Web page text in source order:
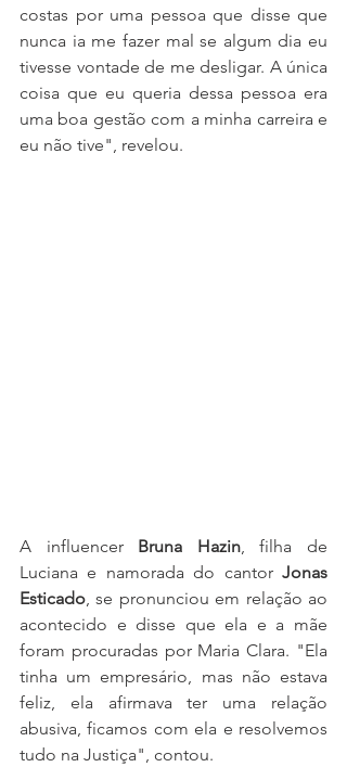
costas por uma pessoa que disse que
nunca ia me fazer mal se algum dia eu
tivesse vontade de me desligar. A única
coisa que eu queria dessa pessoa era
uma boa gestão com a minha carreira e
eu não tive", revelou.
A influencer Bruna Hazin, filha de
Luciana e namorada do cantor Jonas
Esticado, se pronunciou em relação ao
acontecido e disse que ela e a mãe
foram procuradas por Maria Clara. "Ela
tinha um empresário, mas não estava
feliz, ela afirmava ter uma relação
abusiva, ficamos com ela e resolvemos
tudo na Justiça", contou.